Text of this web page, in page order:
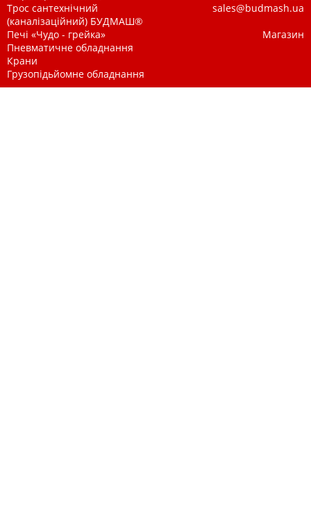
Трос сантехнічний
(каналізаційний) БУДМАШ®
Печі «Чудо - грейка»
Пневматичне обладнання
Крани
Грузопідьйомне обладнання
sales@budmash.ua
Магазин